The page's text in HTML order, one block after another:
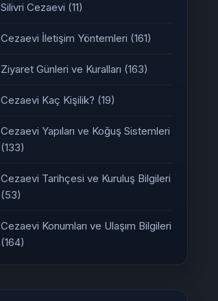
Silivri Cezaevi (11)
Cezaevi İletişim Yöntemleri (161)
Ziyaret Günleri ve Kuralları (163)
Cezaevi Kaç Kişilik? (19)
Cezaevi Yapıları ve Koğuş Sistemleri
(133)
Cezaevi Tarihçesi ve Kuruluş Bilgileri
(53)
Cezaevi Konumları ve Ulaşım Bilgileri
(164)